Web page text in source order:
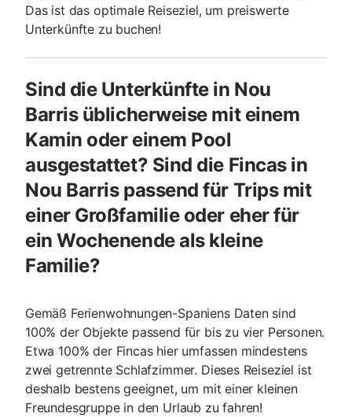
Das ist das optimale Reiseziel, um preiswerte
Unterkünfte zu buchen!
Sind die Unterkünfte in Nou
Barris üblicherweise mit einem
Kamin oder einem Pool
ausgestattet? Sind die Fincas in
Nou Barris passend für Trips mit
einer Großfamilie oder eher für
ein Wochenende als kleine
Familie?
Gemäß Ferienwohnungen-Spaniens Daten sind
100% der Objekte passend für bis zu vier Personen.
Etwa 100% der Fincas hier umfassen mindestens
zwei getrennte Schlafzimmer. Dieses Reiseziel ist
deshalb bestens geeignet, um mit einer kleinen
Freundesgruppe in den Urlaub zu fahren!